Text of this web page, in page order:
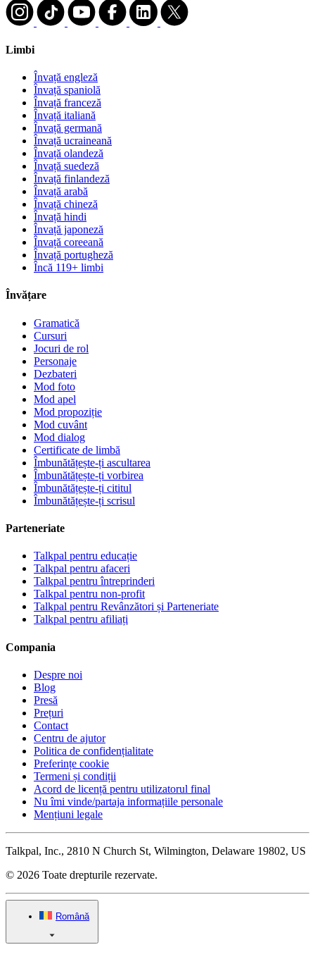
Limbi
Învață engleză
Învață spaniolă
Învață franceză
Învață italiană
Învață germană
Învață ucraineană
Învață olandeză
Învață suedeză
Învață finlandeză
Învață arabă
Învață chineză
Învață hindi
Învață japoneză
Învață coreeană
Învață portugheză
Încă 119+ limbi
Învățare
Gramatică
Cursuri
Jocuri de rol
Personaje
Dezbateri
Mod foto
Mod apel
Mod propoziție
Mod cuvânt
Mod dialog
Certificate de limbă
Îmbunătățește-ți ascultarea
Îmbunătățește-ți vorbirea
Îmbunătățește-ți cititul
Îmbunătățește-ți scrisul
Parteneriate
Talkpal pentru educație
Talkpal pentru afaceri
Talkpal pentru întreprinderi
Talkpal pentru non-profit
Talkpal pentru Revânzători și Parteneriate
Talkpal pentru afiliați
Compania
Despre noi
Blog
Presă
Prețuri
Contact
Centru de ajutor
Politica de confidențialitate
Preferințe cookie
Termeni și condiții
Acord de licență pentru utilizatorul final
Nu îmi vinde/partaja informațiile personale
Mențiuni legale
Talkpal, Inc., 2810 N Church St, Wilmington, Delaware 19802, US
© 2026 Toate drepturile rezervate.
Română